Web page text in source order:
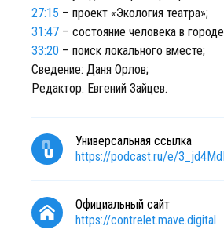
27:15 – проект «Экология театра»;
31:47 – состояние человека в
33:20 – поиск локального вместе;
Сведение: Даня Орлов;
Редактор: Евгений Зайцев.
Универсальная ссылка
https://podcast.ru/e/
Официальный сайт
https://contrelet.mave.digital